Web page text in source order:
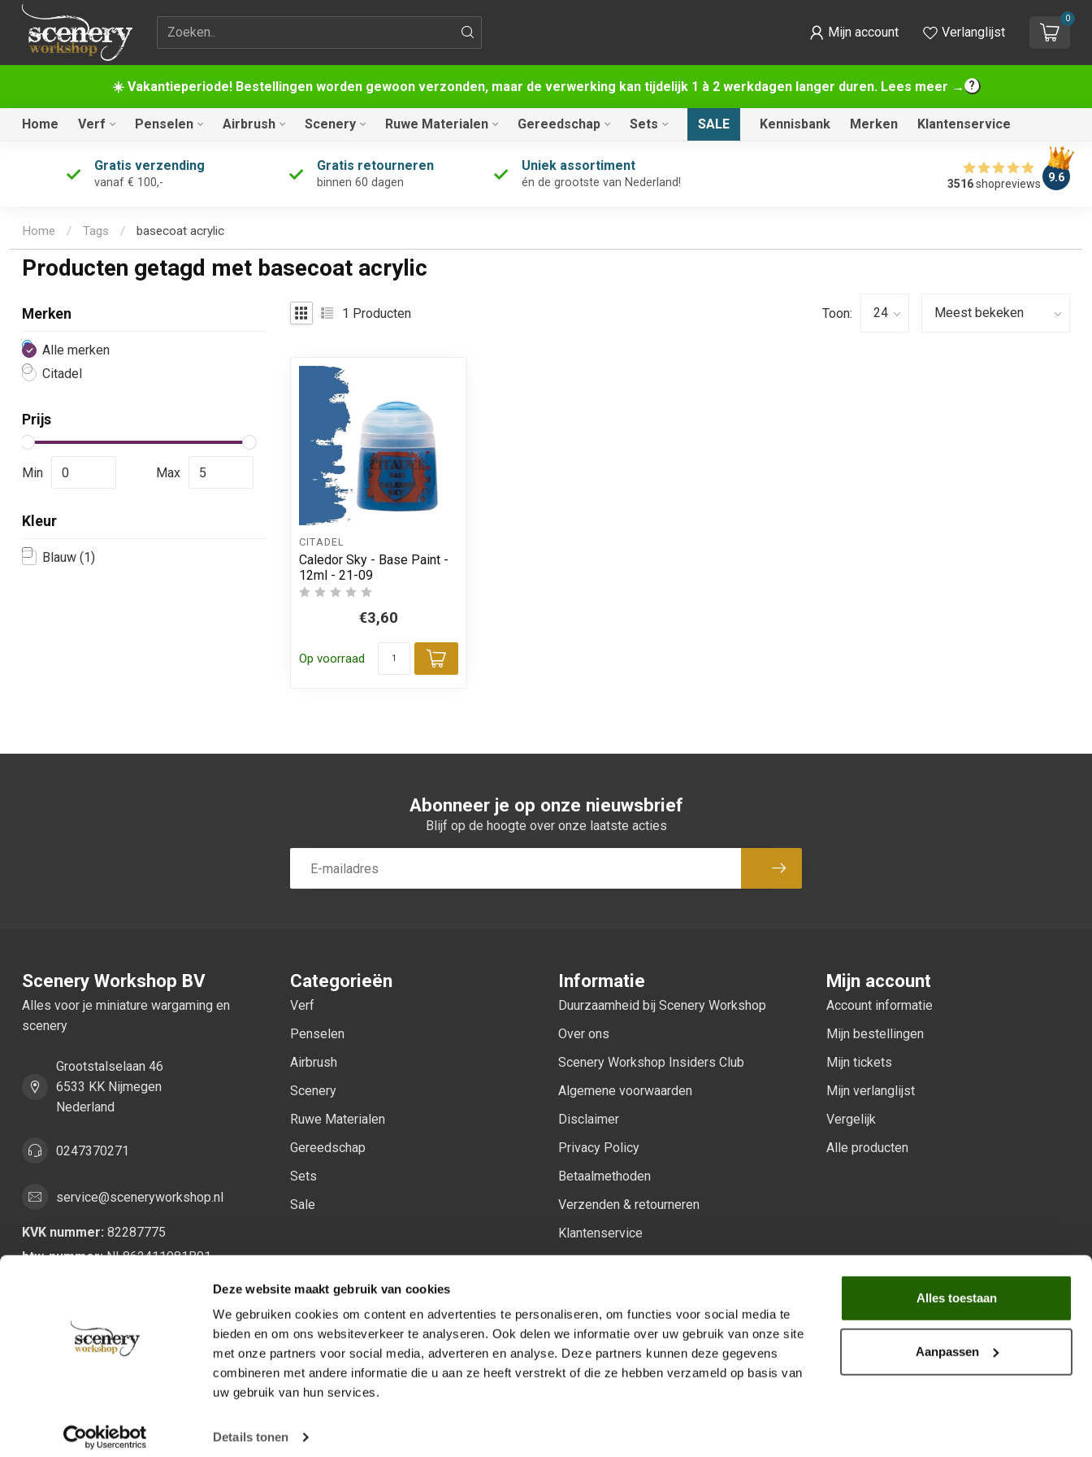
Deze website maakt gebruik van cookies
We gebruiken cookies om content en advertenties te personaliseren, om functies voor social media te
bieden en om ons websiteverkeer te analyseren. Ook delen we informatie over uw gebruik van onze site
met onze partners voor social media, adverteren en analyse. Deze partners kunnen deze gegevens
combineren met andere informatie die u aan ze heeft verstrekt of die ze hebben verzameld op basis van
uw gebruik van hun services.
Details tonen
Alles toestaan
Aanpassen
☀️ Vakantieperiode! Bestellingen worden gewoon verzonden, maar de verwerking kan tijdelijk 1 à 2 werkdagen langer duren. Lees meer →
Zoekterm Mijn account Verlanglijst
0
Home Verf Penselen Airbrush Scenery Ruwe Materialen Gereedschap Sets SALE Kennisbank Merken Klantenservice
Gratis verzending
vanaf € 100,-
Gratis retourneren
binnen 60 dagen
Uniek assortiment
én de grootste van Nederland! 3516shopreviews 9.6
Home / Tags / basecoat acrylic
Producten getagd met basecoat acrylic
Merken
Alle merken
Citadel
Kleur
Blauw (1)
Prijs
Min Max
1 Producten Toon:
CITADEL
Caledor Sky - Base Paint -
12ml - 21-09
€3,60
Op voorraad
Toevoegen aan winkelwagen
Abonneer je op onze nieuwsbrief
Blijf op de hoogte over onze laatste acties
Abonneer
Scenery Workshop BV
Alles voor je miniature wargaming en
scenery
Grootstalselaan 46
6533 KK Nijmegen
Nederland
0247370271
service@sceneryworkshop.nl
KVK nummer: 82287775
btw-nummer:NL862411981B01
Categorieën
Verf
Penselen
Airbrush
Scenery
Ruwe Materialen
Gereedschap
Sets
Sale
Informatie
Duurzaamheid bij Scenery Workshop
Over ons
Scenery Workshop Insiders Club
Algemene voorwaarden
Disclaimer
Privacy Policy
Betaalmethoden
Verzenden & retourneren
Klantenservice
Mijn account
Account informatie
Mijn bestellingen
Mijn tickets
Mijn verlanglijst
Vergelijk
Alle producten
Volg ons op:
Facebook
YoutubeInstagram